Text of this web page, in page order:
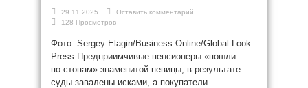
29.11.2025
Оставить комментарий
128 Просмотров
Фото: Sergey Elagin/Business Online/Global Look
Press Предприимчивые пенсионеры «пошли
по стопам» знаменитой певицы, в результате
суды завалены исками, а покупатели